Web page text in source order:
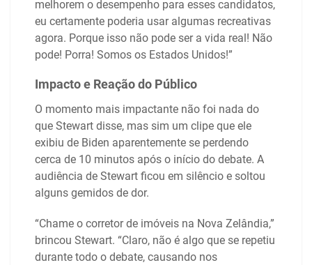
melhorem o desempenho para esses candidatos,
eu certamente poderia usar algumas recreativas
agora. Porque isso não pode ser a vida real! Não
pode! Porra! Somos os Estados Unidos!”
Impacto e Reação do Público
O momento mais impactante não foi nada do
que Stewart disse, mas sim um clipe que ele
exibiu de Biden aparentemente se perdendo
cerca de 10 minutos após o início do debate. A
audiência de Stewart ficou em silêncio e soltou
alguns gemidos de dor.
“Chame o corretor de imóveis na Nova Zelândia,”
brincou Stewart. “Claro, não é algo que se repetiu
durante todo o debate, causando nos